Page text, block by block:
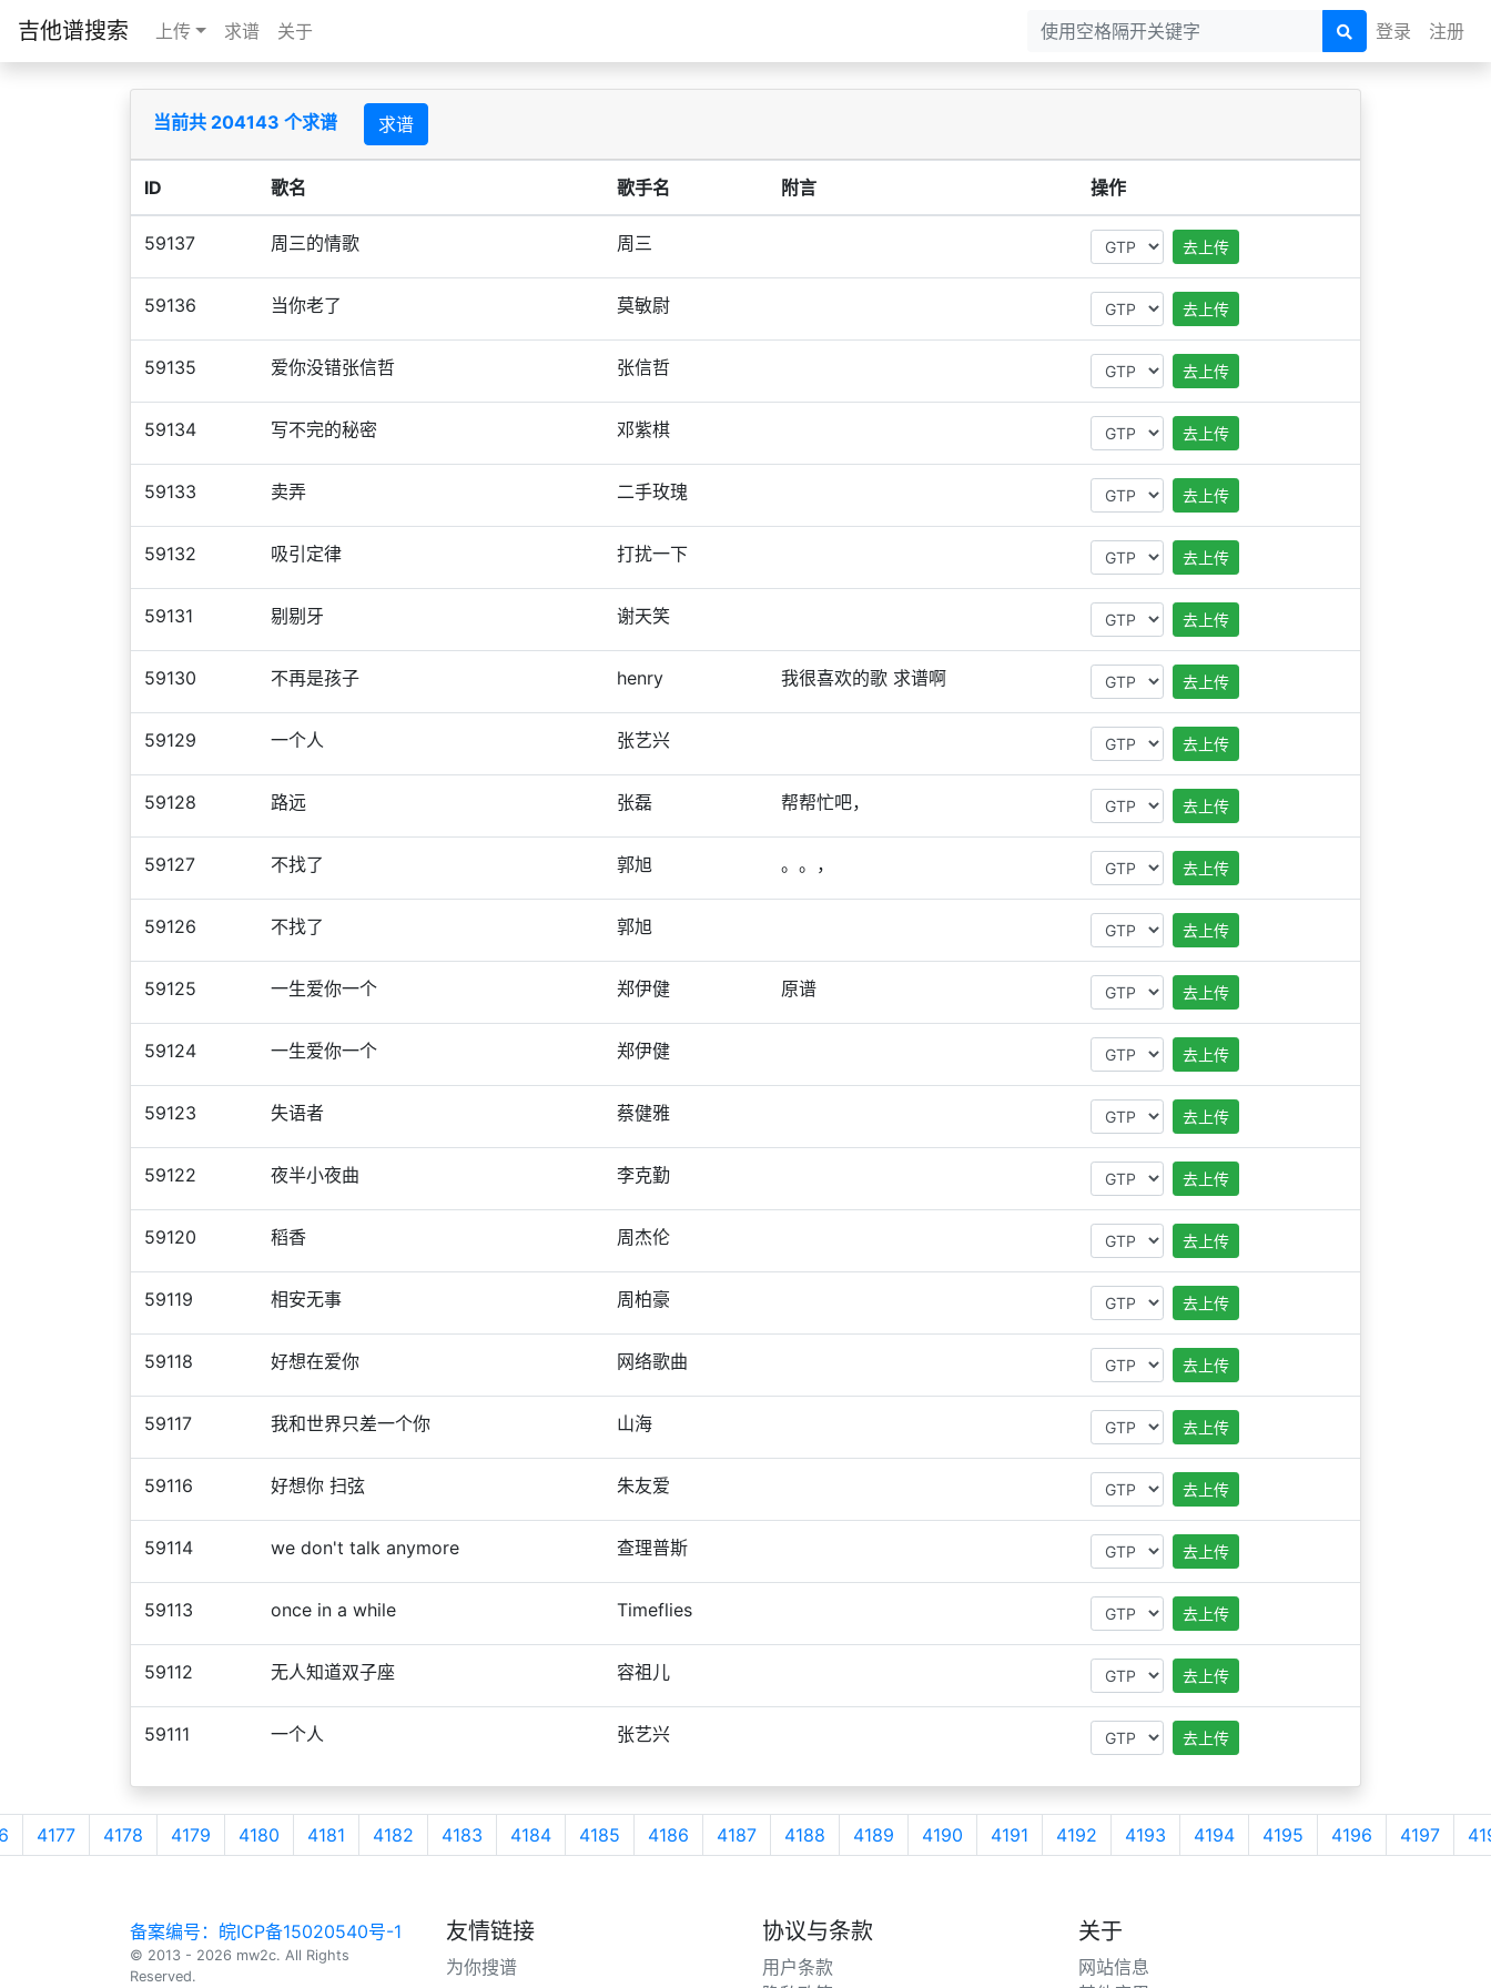
吉他谱搜索 上传 求谱 关于 登录 注册
当前共 204143 个求谱 求谱
ID 歌名 歌手名 附言 操作
59137 周三的情歌 周三 去上传
59136 当你老了 莫敏尉 去上传
59135 爱你没错张信哲 张信哲 去上传
59134 写不完的秘密 邓紫棋 去上传
59133 卖弄 二手玫瑰 去上传
59132 吸引定律 打扰一下 去上传
59131 剔剔牙 谢天笑 去上传
59130 不再是孩子 henry 我很喜欢的歌 求谱啊 去上传
59129 一个人 张艺兴 去上传
59128 路远 张磊 帮帮忙吧， 去上传
59127 不找了 郭旭 。。， 去上传
59126 不找了 郭旭 去上传
59125 一生爱你一个 郑伊健 原谱 去上传
59124 一生爱你一个 郑伊健 去上传
59123 失语者 蔡健雅 去上传
59122 夜半小夜曲 李克勤 去上传
59120 稻香 周杰伦 去上传
59119 相安无事 周柏豪 去上传
59118 好想在爱你 网络歌曲 去上传
59117 我和世界只差一个你 山海 去上传
59116 好想你 扫弦 朱友爱 去上传
59114 we don't talk anymore 查理普斯 去上传
59113 once in a while Timeflies 去上传
59112 无人知道双子座 容祖儿 去上传
59111 一个人 张艺兴 去上传
4177 4178 4179 4180 4181 4182 4183 4184 4185 4186 4187 4188 4189 4190 4191 4192 4193 4194 4195 4196 4197
备案编号：皖ICP备15020540号-1
© 2013 - 2026 mw2c. All Rights
Reserved.
友情链接
为你搜谱
协议与条款
用户条款
关于
网站信息